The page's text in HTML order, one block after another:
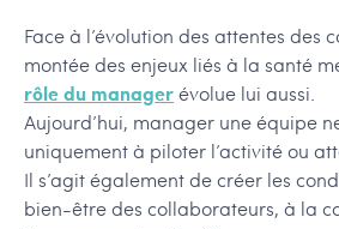
Face à l’évolution des attentes des
montée des enjeux liés à la santé
rôle du managerévolue lui aussi.
Aujourd’hui, manager une équipe
uniquement à piloter l’activité ou
Il s’agit également de créer les
bien-être des collaborateurs, à la